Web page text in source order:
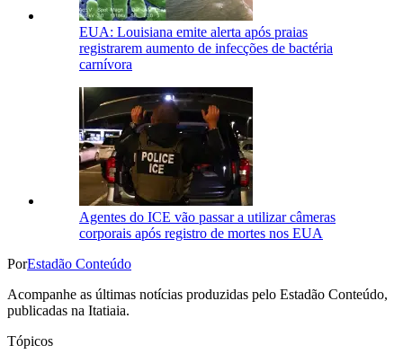
EUA: Louisiana emite alerta após praias
registrarem aumento de infecções de bactéria
carnívora
Agentes do ICE vão passar a utilizar câmeras
corporais após registro de mortes nos EUA
PorEstadão Conteúdo
Acompanhe as últimas notícias produzidas pelo Estadão Conteúdo,
publicadas na Itatiaia.
Tópicos